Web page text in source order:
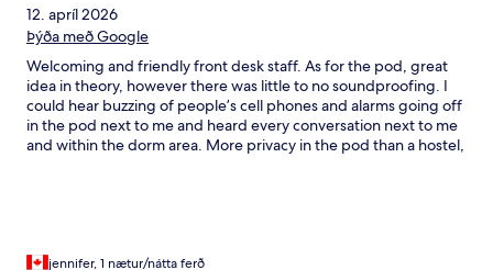
12. apríl 2026
Þýða með Google
Welcoming and friendly front desk staff. As for the pod, great
idea in theory, however there was little to no soundproofing. I
could hear buzzing of people’s cell phones and alarms going off
in the pod next to me and heard every conversation next to me
and within the dorm area. More privacy in the pod than a hostel,
jennifer, 1 nætur/nátta ferð